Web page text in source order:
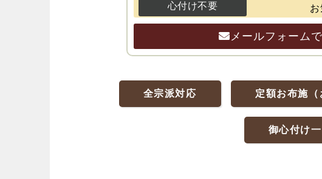
心付け不要
お
メールフォーム
全宗派対応 定額お布施（
御心付け